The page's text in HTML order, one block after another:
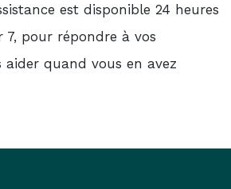
est disponible 24 heures
7, pour répondre à vos
aider quand vous en avez